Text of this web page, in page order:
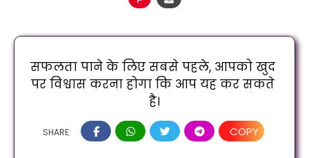
सफलता पाने के लिए सबसे पहले, आपको खुद
पर विश्वास करना होगा कि आप यह कर सकते
है।
SHARE: COPY